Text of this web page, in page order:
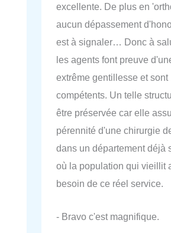
excellente. De plus en
aucun dépassement
est à signaler… Donc à
les agents font preuve
extrême gentillesse et sont
compétents. Un telle
être préservée car elle
pérennité d'une chirurgie
dans un département déjà
où la population qui vieillit
besoin de ce réel service.
- Bravo c'est magnifique.